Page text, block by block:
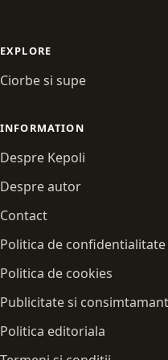
EXPLORE
Ciorbe si supe
INFORMATION
Despre Kepoli
Despre autor
Contact
Politica de confidentialitate
Politica de cookies
Publicitate si consimtamant
Politica editoriala